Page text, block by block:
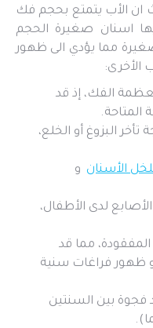
ان الأب يتمتع بحجم فك
اسنان صغيرة الحجم
مما يؤدي الى ظهور
الأخرى:
الفك، إذ قد
البزوغ أو الخلع،
الأسنان و
لدى الأطفال،
مما قد
و ظهور فراغات سنية
بين السنتين